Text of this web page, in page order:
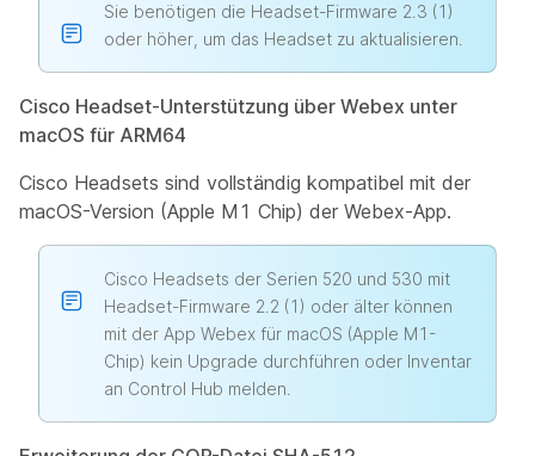
Sie benötigen die Headset-Firmware 2.3 (1)
oder höher, um das Headset zu aktualisieren.
Cisco Headset-Unterstützung über Webex unter
macOS für ARM64
Cisco Headsets sind vollständig kompatibel mit der
macOS-Version (Apple M1 Chip) der Webex-App.
Cisco Headsets der Serien 520 und 530 mit
Headset-Firmware 2.2 (1) oder älter können
mit der App Webex für macOS (Apple M1-
Chip) kein Upgrade durchführen oder Inventar
an Control Hub melden.